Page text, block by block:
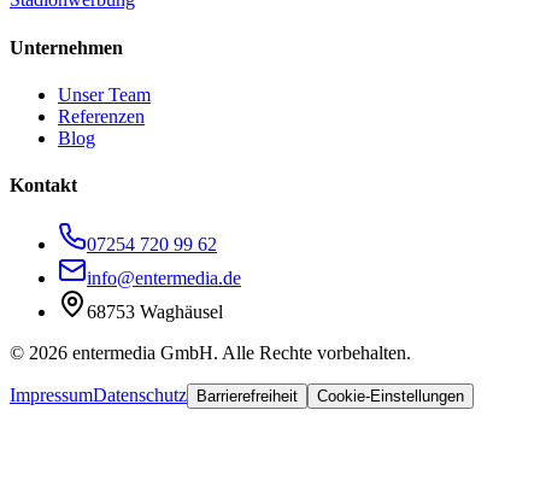
Unternehmen
Unser Team
Referenzen
Blog
Kontakt
07254 720 99 62
info@entermedia.de
68753 Waghäusel
© 2026 entermedia GmbH. Alle Rechte vorbehalten.
ImpressumDatenschutz Barrierefreiheit Cookie-Einstellungen